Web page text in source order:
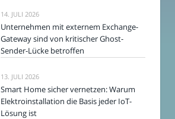
14. JULI 2026
Unternehmen mit externem Exchange-
Gateway sind von kritischer Ghost-
Sender-Lücke betroffen
13. JULI 2026
Smart Home sicher vernetzen: Warum
Elektroinstallation die Basis jeder IoT-
Lösung ist